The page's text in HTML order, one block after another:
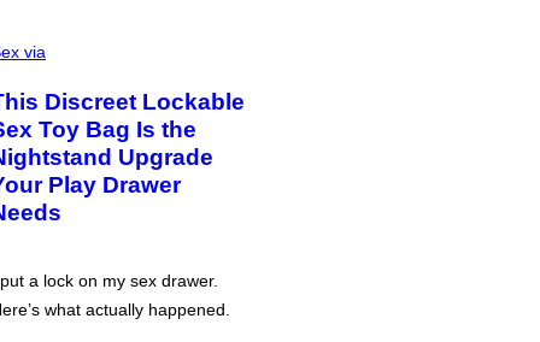
via
Discreet Lockable
Toy Bag Is the
Upgrade
Play Drawer
a lock on my sex drawer.
what actually happened.